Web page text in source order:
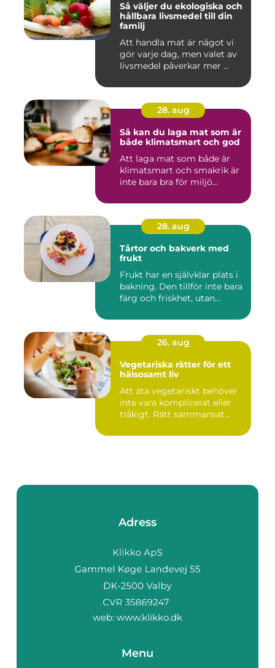
Så väljer du ekologiska och
hållbara livsmedel till din
familj
Att handla mat är något vi
gör varje dag, men valet av
livsmedel påverkar mer ...
28. aug
Så kan du laga mat som är
både klimatsmart och god
Att laga mat som både är
klimatsmart och smakrik är
inte bara bra för miljö...
28. aug
Tårtor och bakverk med
frukt
Frukt har en självklar plats i
bakning. Den tillför inte bara
färg och friskhet, utan...
26. aug
Vegetariska rätter för ett
hälsosamt liv
Att äta vegetariskt behöver
inte vara komplicerat eller
tråkigt. Rätt sammansat...
Adress
web: www.klikko.dk
Menu